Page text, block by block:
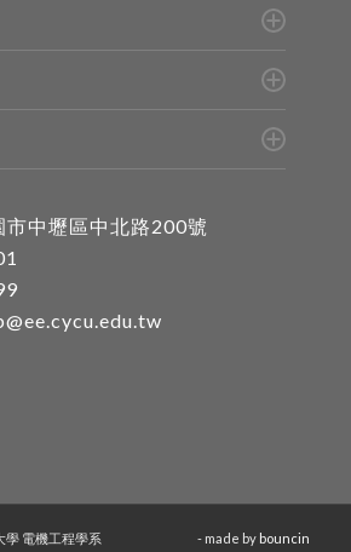
市中壢區中北路200號
電機工程學系 - made by bouncin